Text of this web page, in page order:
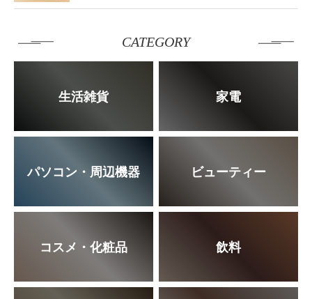
CATEGORY
生活雑貨 家電
パソコン・周辺機器 ビューティー
コスメ・化粧品 飲料